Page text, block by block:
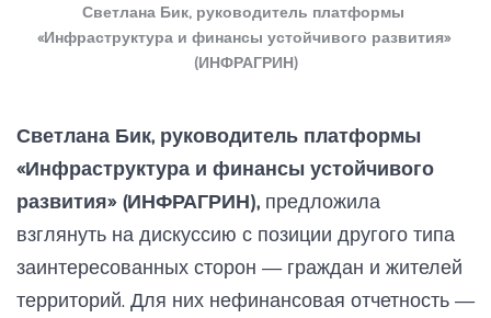
Светлана Бик, руководитель платформы
«Инфраструктура и финансы устойчивого развития»
(ИНФРАГРИН)
Светлана Бик, руководитель платформы
«Инфраструктура и финансы устойчивого
развития» (ИНФРАГРИН), предложила
взглянуть на дискуссию с позиции другого типа
заинтересованных сторон — граждан и жителей
территорий. Для них нефинансовая отчетность —